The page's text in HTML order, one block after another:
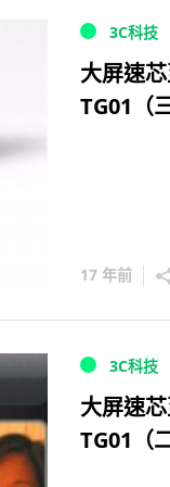
3C科技
大屏速
TG01（三
17 年前
3C科技
大屏速
TG01（二